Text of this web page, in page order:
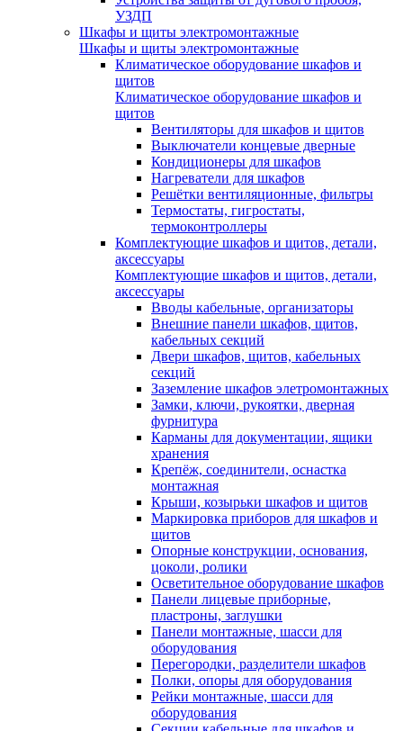
УЗДП
Шкафы и щиты электромонтажные
Шкафы и щиты электромонтажные
Климатическое оборудование шкафов и
щитов
Климатическое оборудование шкафов и
щитов
Вентиляторы для шкафов и щитов
Выключатели концевые дверные
Кондиционеры для шкафов
Нагреватели для шкафов
Решётки вентиляционные, фильтры
Термостаты, гигростаты,
термоконтроллеры
Комплектующие шкафов и щитов, детали,
аксессуары
Комплектующие шкафов и щитов, детали,
аксессуары
Вводы кабельные, организаторы
Внешние панели шкафов, щитов,
кабельных секций
Двери шкафов, щитов, кабельных
секций
Заземление шкафов элетромонтажных
Замки, ключи, рукоятки, дверная
фурнитура
Карманы для документации, ящики
хранения
Крепёж, соединители, оснастка
монтажная
Крыши, козырьки шкафов и щитов
Маркировка приборов для шкафов и
щитов
Опорные конструкции, основания,
цоколи, ролики
Осветительное оборудование шкафов
Панели лицевые приборные,
пластроны, заглушки
Панели монтажные, шасси для
оборудования
Перегородки, разделители шкафов
Полки, опоры для оборудования
Рейки монтажные, шасси для
оборудования